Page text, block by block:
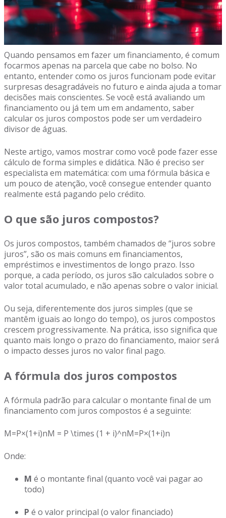
Quando pensamos em fazer um financiamento, é comum
focarmos apenas na parcela que cabe no bolso. No
entanto, entender como os juros funcionam pode evitar
surpresas desagradáveis no futuro e ainda ajuda a tomar
decisões mais conscientes. Se você está avaliando um
financiamento ou já tem um em andamento, saber
calcular os juros compostos pode ser um verdadeiro
divisor de águas.
Neste artigo, vamos mostrar como você pode fazer esse
cálculo de forma simples e didática. Não é preciso ser
especialista em matemática: com uma fórmula básica e
um pouco de atenção, você consegue entender quanto
realmente está pagando pelo crédito.
O que são juros compostos?
Os juros compostos, também chamados de “juros sobre
juros”, são os mais comuns em financiamentos,
empréstimos e investimentos de longo prazo. Isso
porque, a cada período, os juros são calculados sobre o
valor total acumulado, e não apenas sobre o valor inicial.
Ou seja, diferentemente dos juros simples (que se
mantêm iguais ao longo do tempo), os juros compostos
crescem progressivamente. Na prática, isso significa que
quanto mais longo o prazo do financiamento, maior será
o impacto desses juros no valor final pago.
A fórmula dos juros compostos
A fórmula padrão para calcular o montante final de um
financiamento com juros compostos é a seguinte:
M=P×(1+i)nM = P \times (1 + i)^nM=P×(1+i)n
Onde:
M é o montante final (quanto você vai pagar ao
todo)
P é o valor principal (o valor financiado)